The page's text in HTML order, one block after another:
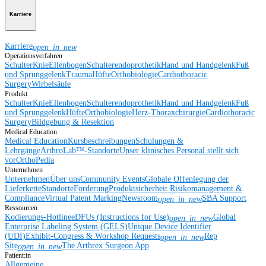
Karriere
Karriereopen_in_new
Operationsverfahren
SchulterKnieEllenbogenSchulterendoprothetikHand und HandgelenkFuß
und SprunggelenkTraumaHüfteOrthobiologieCardiothoracic
SurgeryWirbelsäule
Produkt
SchulterKnieEllenbogenSchulterendoprothetikHand und HandgelenkFuß
und SprunggelenkHüfteOrthobiologieHerz-ThoraxchirurgieCardiothoracic
SurgeryBildgebung & Resektion
Medical Education
Medical EducationKursbeschreibungenSchulungen &
LehrgängeArthroLab™-StandorteUnser klinisches Personal stellt sich
vorOrthoPedia
Unternehmen
UnternehmenÜber unsCommunity EventsGlobale Offenlegung der
LieferketteStandorteFörderungProduktsicherheit Risikomanagement &
ComplianceVirtual Patent MarkingNewsroomopen_in_newSBA Support
Ressourcen
Kodierungs-HotlineeDFUs (Instructions for Use)open_in_newGlobal
Enterprise Labeling System (GELS)Unique Device Identifier
(UDI)Exhibit-Congress & Workshop Requestsopen_in_newRep
Siteopen_in_newThe Arthrex Surgeon App
Patient:in